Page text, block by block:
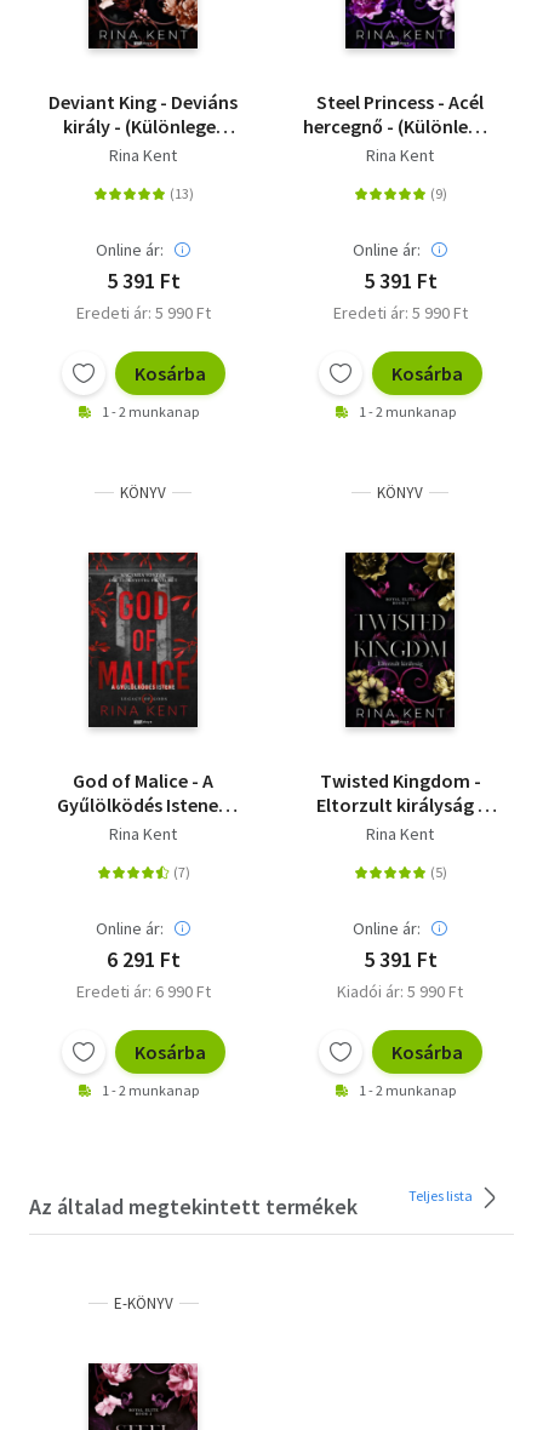
Deviant King - Deviáns
király - (Különleges
kiadás)
Rina Kent
Online ár:
5 391 Ft
Eredeti ár: 5 990 Ft
Kosárba
1 - 2 munkanap
Steel Princess - Acél
hercegnő - (Különleges
kiadás)
Rina Kent
Online ár:
5 391 Ft
Eredeti ár: 5 990 Ft
Kosárba
1 - 2 munkanap
KÖNYV
God of Malice - A
Gyűlölködés Istene -
(Különleges kiadás)
Rina Kent
Online ár:
6 291 Ft
Eredeti ár: 6 990 Ft
Kosárba
1 - 2 munkanap
KÖNYV
Twisted Kingdom -
Eltorzult királyság -
(Különleges kiadás)
Rina Kent
Online ár:
5 391 Ft
Kiadói ár: 5 990 Ft
Kosárba
1 - 2 munkanap
Az általad megtekintett termékek Teljes lista
E-KÖNYV